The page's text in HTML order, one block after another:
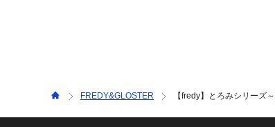
FREDY&GLOSTER 【fredy】とろみシリーズ